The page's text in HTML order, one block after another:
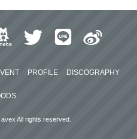
PROFILE DISCOGRAPHY
All rights reserved.